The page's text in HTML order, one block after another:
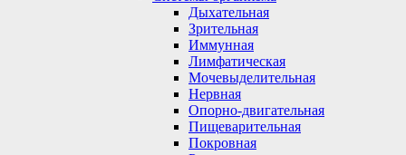
Дыхательная
Зрительная
Иммунная
Лимфатическая
Мочевыделительная
Нервная
Опорно-двигательная
Пищеварительная
Покровная